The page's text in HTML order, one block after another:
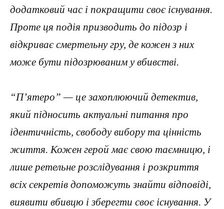
додатковий час і покращити своє існування.
Проте ця подія призводить до підозр і
відкриває смертельну гру, де кожен з них
може бути підозрюваним у вбивстві.
“П’ятеро” — це захоплюючий детектив,
який підносить актуальні питання про
ідентичність, свободу вибору та цінність
життя. Кожен герой має свою таємницю, і
лише ретельне розслідування і розкриття
всіх секретів допоможуть знайти відповіді,
виявити вбивцю і зберегти своє існування. У